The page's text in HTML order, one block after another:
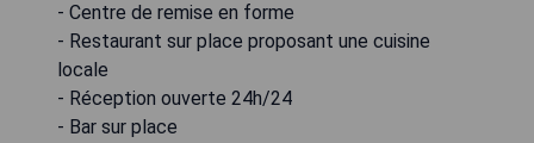
- Centre de remise en forme
- Restaurant sur place proposant une cuisine
locale
- Réception ouverte 24h/24
- Bar sur place